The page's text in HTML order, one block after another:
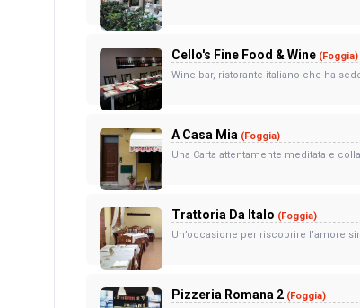
Cello's Fine Food & Wine (Foggia)
Wine bar, ristorante italiano che ha
A Casa Mia (Foggia)
Una Carta attentamente meditata e
Trattoria Da Italo (Foggia)
Un’occasione per riscoprire l’amore
Pizzeria Romana 2 (Foggia)